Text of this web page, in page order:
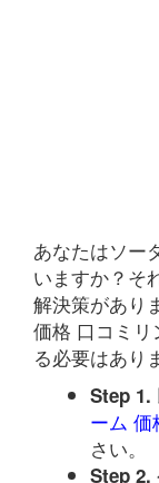
あなたはソー
いますか？そ
解決策があり
価格 口コミ
る必要はあり
Step 1.
ーム 価
さい。
Step 2.